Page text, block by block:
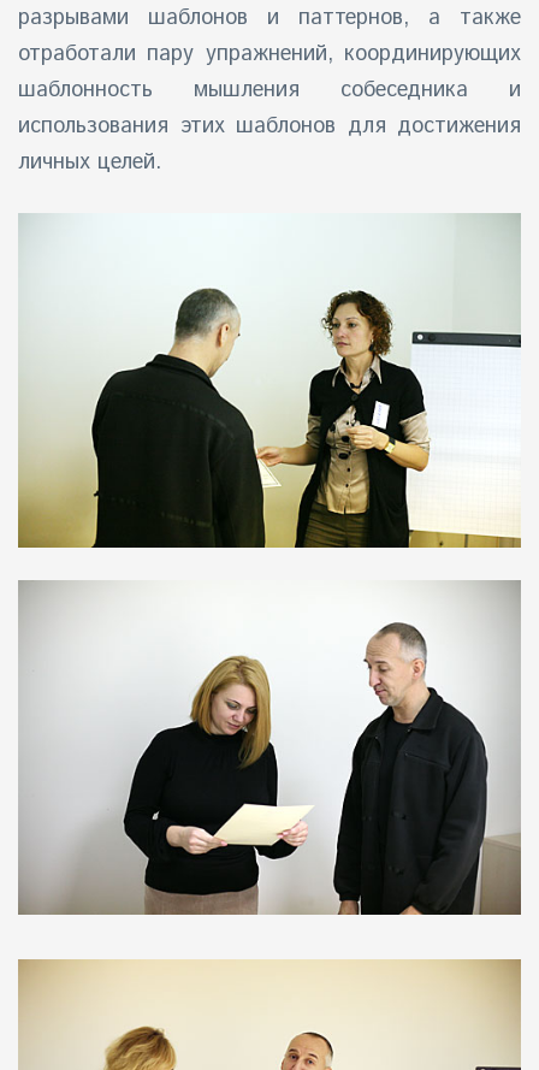
разрывами шаблонов и паттернов, а также
отработали пару упражнений, координирующих
шаблонность мышления собеседника и
использования этих шаблонов для достижения
личных целей.